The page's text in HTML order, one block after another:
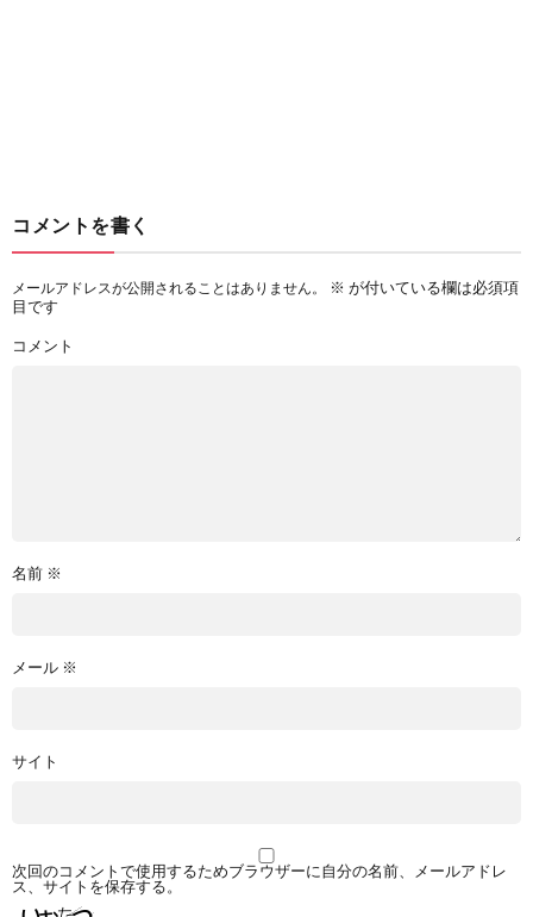
コメントを書く
メールアドレスが公開されることはありません。 ※ が付いている欄は必須項
目です
コメント
名前 ※
メール ※
サイト
次回のコメントで使用するためブラウザーに自分の名前、メールアドレ
ス、サイトを保存する。